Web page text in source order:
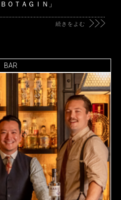
ＯＴＡＧＩＮ」
続きをよむ
BAR